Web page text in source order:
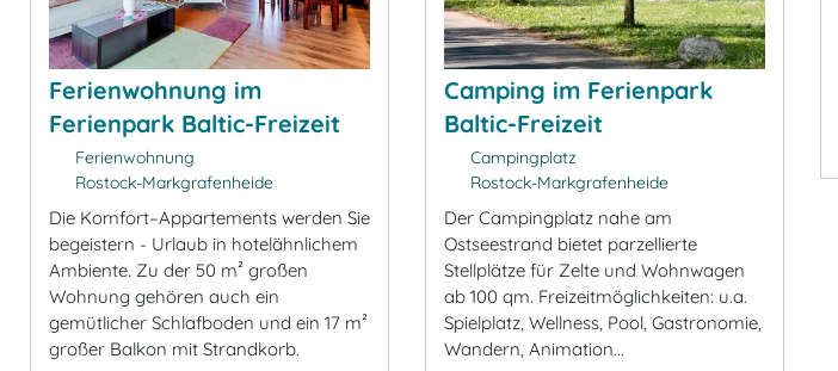
Ferienwohnung im
Ferienpark Baltic-Freizeit
Ferienwohnung
Rostock-Markgrafenheide
Die Komfort–Appartements werden Sie
begeistern - Urlaub in hotelähnlichem
Ambiente. Zu der 50 m² großen
Wohnung gehören auch ein
gemütlicher Schlafboden und ein 17 m²
großer Balkon mit Strandkorb.
Camping im Ferienpark
Baltic-Freizeit
Campingplatz
Rostock-Markgrafenheide
Der Campingplatz nahe am
Ostseestrand bietet parzellierte
Stellplätze für Zelte und Wohnwagen
ab 100 qm. Freizeitmöglichkeiten: u.a.
Spielplatz, Wellness, Pool, Gastronomie,
Wandern, Animation...